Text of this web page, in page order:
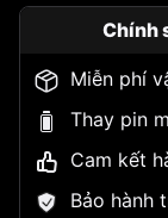
Chính
Miễn phí
Thay pin
Cam kết
Bảo hành